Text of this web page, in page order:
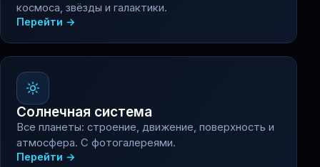
космоса, звёзды и галактики.
Перейти →
Солнечная система
Все планеты: строение, движение, поверхность и
атмосфера. С фотогалереями.
Перейти →